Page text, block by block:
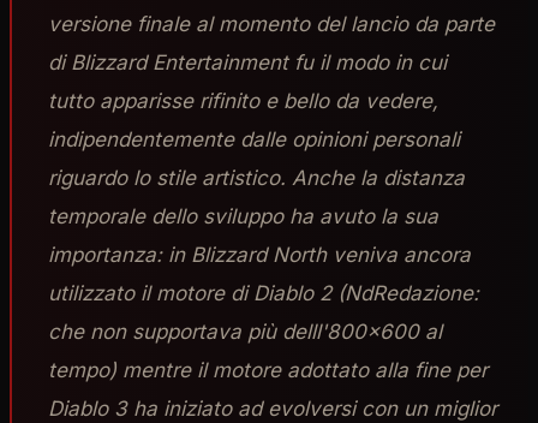
versione finale al momento del lancio da parte
di Blizzard Entertainment fu il modo in cui
tutto apparisse rifinito e bello da vedere,
indipendentemente dalle opinioni personali
riguardo lo stile artistico. Anche la distanza
temporale dello sviluppo ha avuto la sua
importanza: in Blizzard North veniva ancora
utilizzato il motore di Diablo 2 (NdRedazione:
che non supportava più delll'800x600 al
tempo) mentre il motore adottato alla fine per
Diablo 3 ha iniziato ad evolversi con un miglior